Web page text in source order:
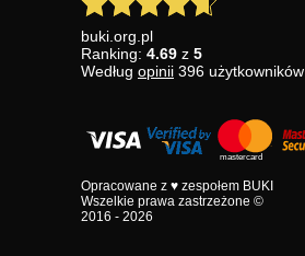
buki.org.pl
Ranking: 4.69 z 5
Według opinii 396 użytkowników
Opracowane z ♥ zespołem BUKI
Wszelkie prawa zastrzeżone ©
2016 - 2026